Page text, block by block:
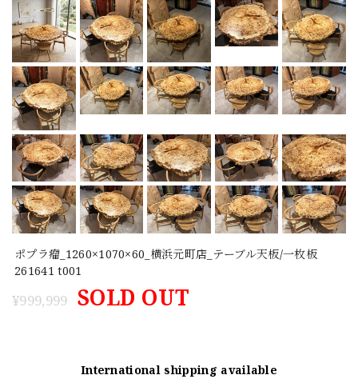
ポプラ瘤_1260×1070×60_横浜元町店_テーブル天板/一枚板
261641 t001
¥999,999 SOLD OUT
International shipping available